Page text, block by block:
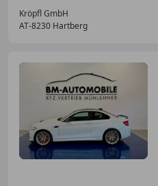
Kröpfl GmbH
AT-8230 Hartberg